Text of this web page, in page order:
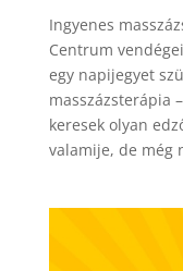
Ingyenes
Centrum
egy napijegyet
masszázsterápia
keresek olyan
valamije, de még